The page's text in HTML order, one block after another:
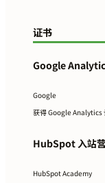
证书
Google
Google
获得 Google Analytics
HubSpot 入站
HubSpot Academy